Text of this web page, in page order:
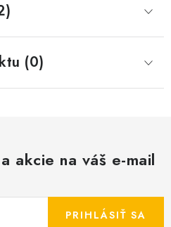
(0)
akcie na váš e-mail
PRIHLÁSIŤ SA